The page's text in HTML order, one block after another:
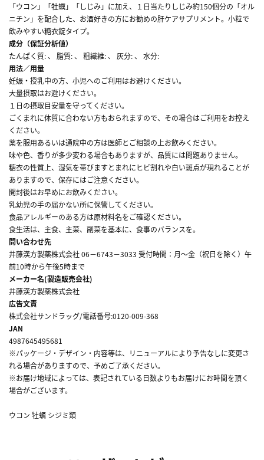
「ウコン」「牡蠣」「しじみ」に加え、１日当たりしじみ約150個分の「オル
ニチン」を配合した、お酒好きの方にお勧めの肝ケアサプリメント。小粒で
飲みやすい糖衣錠タイプ。
成分（保証分析値）
たんぱく質: 、 脂質: 、 粗繊維: 、 灰分: 、 水分:
用法／用量
妊娠・授乳中の方、小児へのご利用はお避けください。
大量摂取はお避けください。
１日の摂取目安量を守ってください。
ごくまれに体質に合わない方もおられますので、その場合はご利用をお控え
ください。
薬を服用あるいは通院中の方は医師とご相談の上お飲みください。
味や色、香りが多少変わる場合もありますが、品質には問題ありません。
糖衣の性質上、湿気を帯びますとまれにヒビ割れや白い斑点が現れることが
ありますので、保存にはご注意ください。
開封後はお早めにお飲みください。
乳幼児の手の届かない所に保管してください。
食品アレルギーのある方は原材料名をご確認ください。
食生活は、主食、主菜、副菜を基本に、食事のバランスを。
問い合わせ先
井藤漢方製薬株式会社 06－6743－3033 受付時間：月～金（祝日を除く）午
前10時から午後5時まで
メーカー名(製造販売会社)
井藤漢方製薬株式会社
広告文責
株式会社サンドラッグ/電話番号:0120-009-368
JAN
4987645495681
※パッケージ・デザイン・内容等は、リニューアルにより予告なしに変更さ
れる場合がありますので、予めご了承ください。
※お届け地域によっては、表記されている日数よりもお届けにお時間を頂く
場合がございます。
ウコン 牡蠣 シジミ類